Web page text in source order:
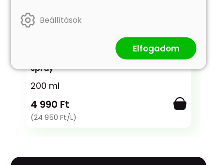
Carbon MaxX Protector - Impregnáló
spray
200 ml
4 990 Ft
(24 950 Ft/L)
Beállítások
Elfogadom